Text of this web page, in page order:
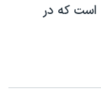
که در